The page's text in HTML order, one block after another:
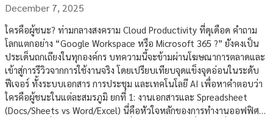
December 7, 2025
ใครคือผู้ชนะ? ท่ามกลางสงคราม Cloud Productivity ที่ดุเดือด คำถาม
โลกแตกอย่าง “Google Workspace หรือ Microsoft 365 ?” ยังคงเป็น
ประเด็นถกเถียงในทุกองค์กร บทความนี้จะข้ามผ่านโฆษณาการตลาดและ
เข้าสู่การรีวิวจากการใช้งานจริง โดยเปรียบเทียบจุดแข็งจุดอ่อนในระดับ
ฟีเจอร์ ทั้งระบบเอกสาร การประชุม และเทคโนโลยี AI เพื่อหาคำตอบว่า
ใครคือผู้ชนะในแต่ละสมรภูมิ ยกที่ 1: งานเอกสารและ Spreadsheet
(Docs/Sheets vs Word/Excel) นี่คือหัวใจหลักของการทำงานออฟฟิศ